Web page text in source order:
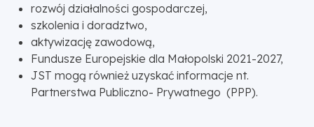
rozwój działalności gospodarczej,
szkolenia i doradztwo,
aktywizację zawodową,
Fundusze Europejskie dla Małopolski 2021-2027,
JST mogą również uzyskać informacje nt.
Partnerstwa Publiczno- Prywatnego (PPP).